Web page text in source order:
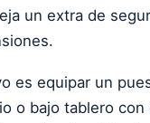
un extra de
es equipar un
o bajo tablero